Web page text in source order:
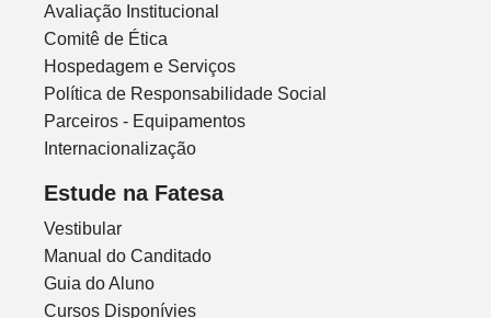
Avaliação Institucional
Comitê de Ética
Hospedagem e Serviços
Política de Responsabilidade Social
Parceiros - Equipamentos
Internacionalização
Estude na Fatesa
Vestibular
Manual do Canditado
Guia do Aluno
Cursos Disponívies